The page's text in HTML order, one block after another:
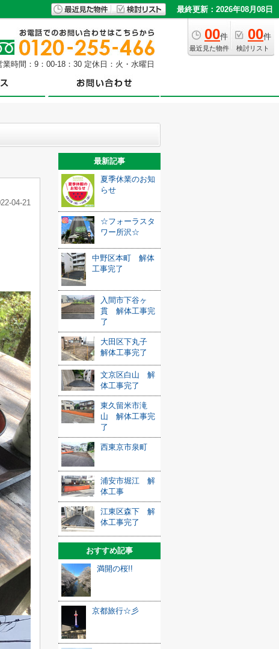
最終更新：2026年08月08日
00件
最近見た物件
00件
検討リスト
業時間：9：00-18：30 定休日：火・水曜日
04-21
最新記事
夏季休業のお知
らせ
☆フォーラスタ
ワー所沢☆
中野区本町 解体
工事完了
入間市下谷ヶ
貫 解体工事完
了
大田区下丸子
解体工事完了
文京区白山 解
体工事完了
東久留米市滝
山 解体工事完
了
西東京市泉町
浦安市堀江 解
体工事
江東区森下 解
体工事完了
おすすめ記事
満開の桜!!
京都旅行☆彡